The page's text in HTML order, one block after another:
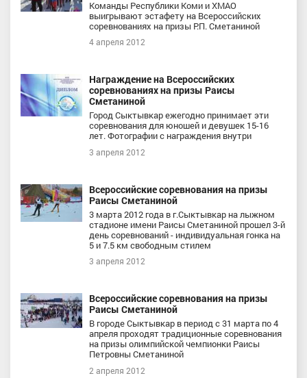
Команды Республики Коми и ХМАО
выигрывают эстафету на Всероссийских
соревнованиях на призы Р.П. Сметаниной
4 апреля 2012
Награждение на Всероссийских
соревнованиях на призы Раисы
Сметаниной
Город Сыктывкар ежегодно принимает эти
соревнования для юношей и девушек 15-16
лет. Фотографии с награждения внутри
3 апреля 2012
Всероссийские соревнования на призы
Раисы Сметаниной
3 марта 2012 года в г.Сыктывкар на лыжном
стадионе имени Раисы Сметаниной прошел 3-й
день соревнований - индивидуальная гонка на
5 и 7.5 км свободным стилем
3 апреля 2012
Всероссийские соревнования на призы
Раисы Сметаниной
В городе Сыктывкар в период с 31 марта по 4
апреля проходят традиционные соревнования
на призы олимпийской чемпионки Раисы
Петровны Сметаниной
2 апреля 2012